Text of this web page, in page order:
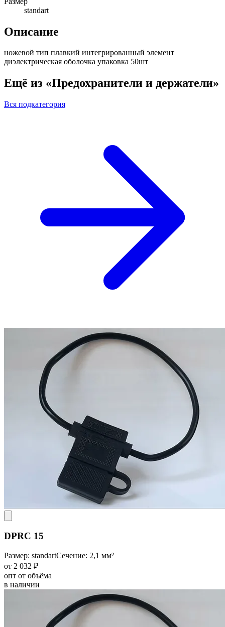
standart
Описание
ножевой тип плавкий интегрированный элемент
диэлектрическая оболочка упаковка 50шт
Ещё из «Предохранители и держатели»
Вся подкатегория
DPRC 15
Размер: standartСечение: 2,1 мм²
от 2 032 ₽
опт от объёма
в наличии